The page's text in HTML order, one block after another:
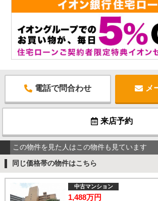
電話で問合わせ メ
来店予約
この物件を見た人はこの物件も見ています
同じ価格帯の物件はこちら
中古マンション
1,488万円